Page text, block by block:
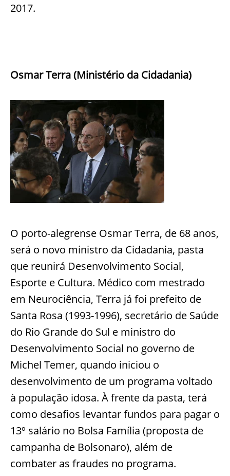
2017.
Osmar Terra (Ministério da Cidadania)
O porto-alegrense Osmar Terra, de 68 anos,
será o novo ministro da Cidadania, pasta
que reunirá Desenvolvimento Social,
Esporte e Cultura. Médico com mestrado
em Neurociência, Terra já foi prefeito de
Santa Rosa (1993-1996), secretário de Saúde
do Rio Grande do Sul e ministro do
Desenvolvimento Social no governo de
Michel Temer, quando iniciou o
desenvolvimento de um programa voltado
à população idosa. À frente da pasta, terá
como desafios levantar fundos para pagar o
13º salário no Bolsa Família (proposta de
campanha de Bolsonaro), além de
combater as fraudes no programa.